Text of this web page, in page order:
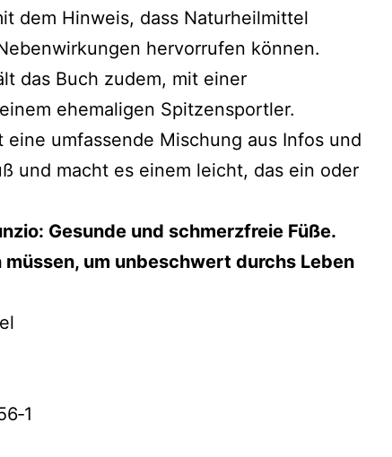
dem Hinweis, dass Naturheilmittel
her­vor­ru­fen kön­nen.
das Buch zudem, mit einer
ehe­ma­li­gen Spitzensportler.
eine umfas­sen­de Mischung aus Infos und
und macht es einem leicht, das ein oder
Gesunde und schmerz­freie Füße.
müs­sen, um unbe­schwert durchs Leben